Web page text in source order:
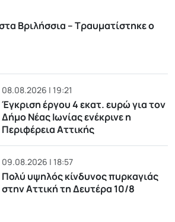
Βριλήσσια – Τραυματίστηκε ο
08.08.2026 | 19:21
Έγκριση έργου 4 εκατ. ευρώ για τον
Δήμο Νέας Ιωνίας ενέκρινε η
Περιφέρεια Αττικής
09.08.2026 | 18:57
Πολύ υψηλός κίνδυνος πυρκαγιάς
στην Αττική τη Δευτέρα 10/8